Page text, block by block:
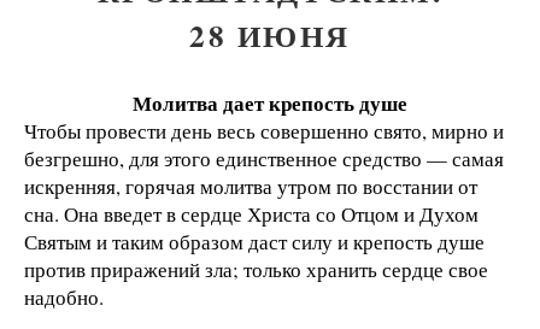
28 ИЮНЯ
Молитва дает крепость душе
Чтобы провести день весь совершенно свято, мирно и
безгрешно, для этого единственное средство — самая
искренняя, горячая молитва утром по восстании от
сна. Она введет в сердце Христа со Отцом и Духом
Святым и таким образом даст силу и крепость душе
против приражений зла; только хранить сердце свое
надобно.